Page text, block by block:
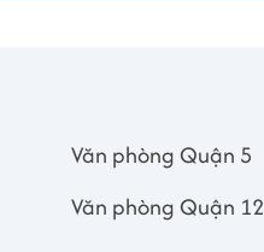
Văn phòng Quận 5
Văn phòng Quận 12